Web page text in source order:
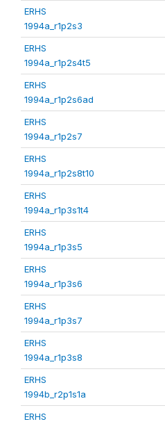
ERHS
1994a_r1p2s3
ERHS
1994a_r1p2s4t5
ERHS
1994a_r1p2s6ad
ERHS
1994a_r1p2s7
ERHS
1994a_r1p2s8t10
ERHS
1994a_r1p3s1t4
ERHS
1994a_r1p3s5
ERHS
1994a_r1p3s6
ERHS
1994a_r1p3s7
ERHS
1994a_r1p3s8
ERHS
1994b_r2p1s1a
ERHS